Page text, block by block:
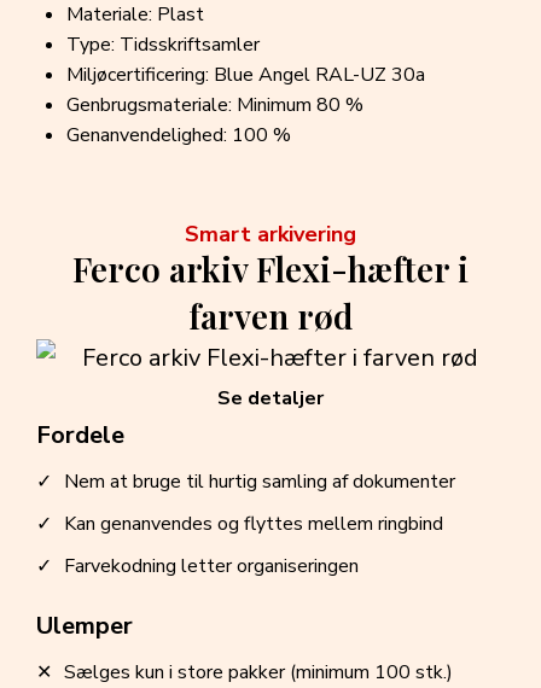
Materiale: Plast
Type: Tidsskriftsamler
Miljøcertificering: Blue Angel RAL-UZ 30a
Genbrugsmateriale: Minimum 80 %
Genanvendelighed: 100 %
Smart arkivering
Ferco arkiv Flexi-hæfter i
farven rød
Fordele
Nem at bruge til hurtig samling af dokumenter
Kan genanvendes og flyttes mellem ringbind
Farvekodning letter organiseringen
Ulemper
Sælges kun i store pakker (minimum 100 stk.)
Se detaljer